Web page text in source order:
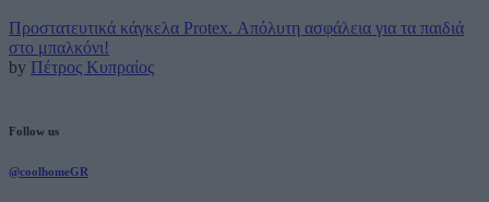
Προστατευτικά κάγκελα Protex. Απόλυτη ασφάλεια για τα παιδιά
στο μπαλκόνι!
by Πέτρος Κυπραίος
Follow us
@coolhomeGR